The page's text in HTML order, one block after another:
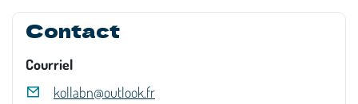
Contact
Courriel
kollabn@outlook.fr